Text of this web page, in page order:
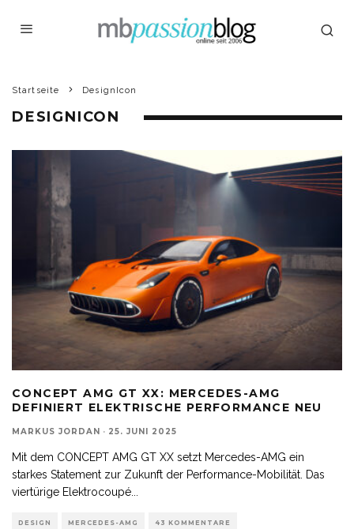
Startseite DesignIcon
DESIGNICON
CONCEPT AMG GT XX: MERCEDES-AMG
DEFINIERT ELEKTRISCHE PERFORMANCE NEU
MARKUS JORDAN · 25. JUNI 2025
Mit dem CONCEPT AMG GT XX setzt Mercedes-AMG ein
starkes Statement zur Zukunft der Performance-Mobilität. Das
viertürige Elektrocoupé
DESIGN MERCEDES-AMG 43 KOMMENTARE